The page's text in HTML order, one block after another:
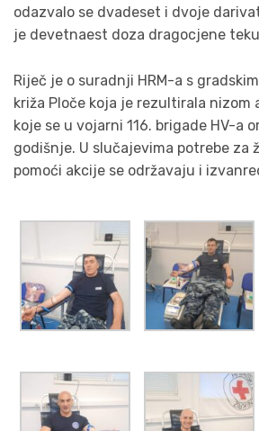
odazvalo se dvadeset i dvoje
je devetnaest doza dragocjene
Riječ je o suradnji HRM-a s
križa Ploče koja je rezultirala nizom
koje se u vojarni 116. brigade HV-a
godišnje. U slučajevima potrebe za
pomoći akcije se održavaju i